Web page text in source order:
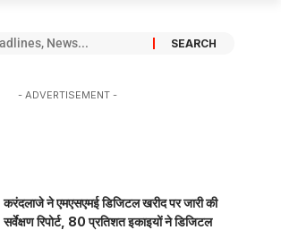
- ADVERTISEMENT -
करंदलाजे ने एमएसएमई डिजिटल खरीद पर जारी की
सर्वेक्षण रिपोर्ट, 80 प्रतिशत इकाइयों ने डिजिटल